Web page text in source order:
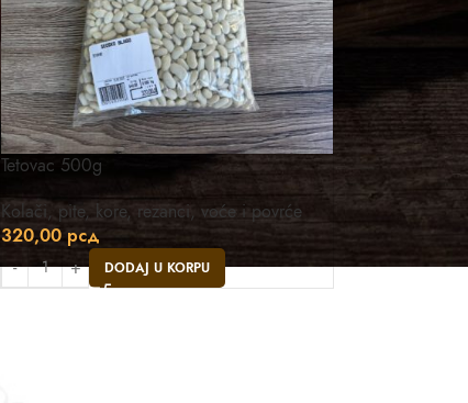
Tetovac 500g
Kolači, pite, kore, rezanci, voće i povrće
320,00рсд
DODAJ U KORPU
Asistent